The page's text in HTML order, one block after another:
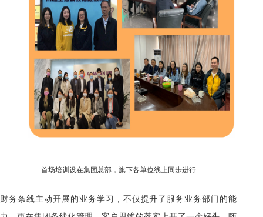
-首场培训设在集团总部，旗下各单位线上同步进行-
财务条线主动开展的业务学习，不仅提升了服务业务部门的能